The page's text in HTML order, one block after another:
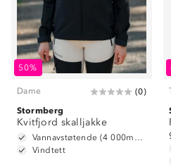
50%
Dame (0)
Stormberg
Kvitfjord skalljakke
Vannavstøtende (4 000mm vannsøyle)
Vindtett